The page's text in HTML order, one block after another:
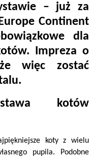
– już za
Continent
dla
Impreza o
więc zostać
kotów
koty z wielu
pupila. Podobne